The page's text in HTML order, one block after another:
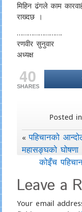
मिहिन ढंगले काम
राख्दछ ।
…………………….
रणवीर सुनुवार
अध्यक्ष
40
SHARES
Posted in
«पहिचानको
महासङ्घको घोषणा
कोइँच
Leave a
Your email